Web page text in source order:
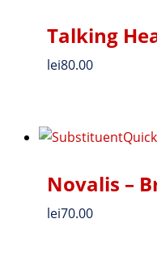
Talking
lei80.00
Novalis –
lei70.00